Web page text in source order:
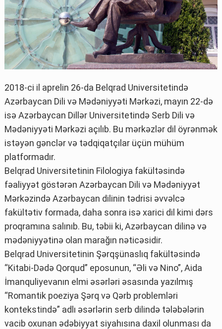
2018-ci il aprelin 26-da Belqrad Universitetində
Azərbaycan Dili və Mədəniyyəti Mərkəzi, mayın 22-də
isə Azərbaycan Dillər Universitetində Serb Dili və
Mədəniyyəti Mərkəzi açılıb. Bu mərkəzlər dil öyrənmək
istəyən gənclər və tədqiqatçılar üçün mühüm
platformadır.
Belqrad Universitetinin Filologiya fakültəsində
fəaliyyət göstərən Azərbaycan Dili və Mədəniyyət
Mərkəzində Azərbaycan dilinin tədrisi əvvəlcə
fakültətiv formada, daha sonra isə xarici dil kimi dərs
proqramına salınıb. Bu, təbii ki, Azərbaycan dilinə və
mədəniyyətinə olan marağın nəticəsidir.
Belqrad Universitetinin Şərqşünaslıq fakültəsində
“Kitabi-Dədə Qorqud” eposunun, “Əli və Nino”, Aida
İmanquliyevanın elmi əsərləri əsasında yazılmış
“Romantik poeziya Şərq və Qərb problemləri
kontekstində” adlı əsərlərin serb dilində tələbələrin
vacib oxunan ədəbiyyat siyahısına daxil olunması da